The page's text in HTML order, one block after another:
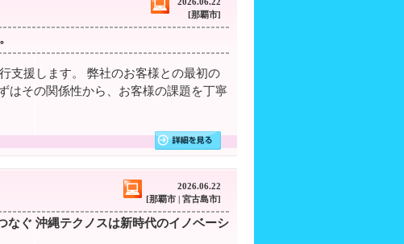
[那覇市]
支援します。 弊社のお客様との最初の
はその関係性から、お客様の課題を丁寧
2026.06.22
[那覇市 | 宮古島市]
なぐ 沖縄テクノスは新時代のイノベーシ